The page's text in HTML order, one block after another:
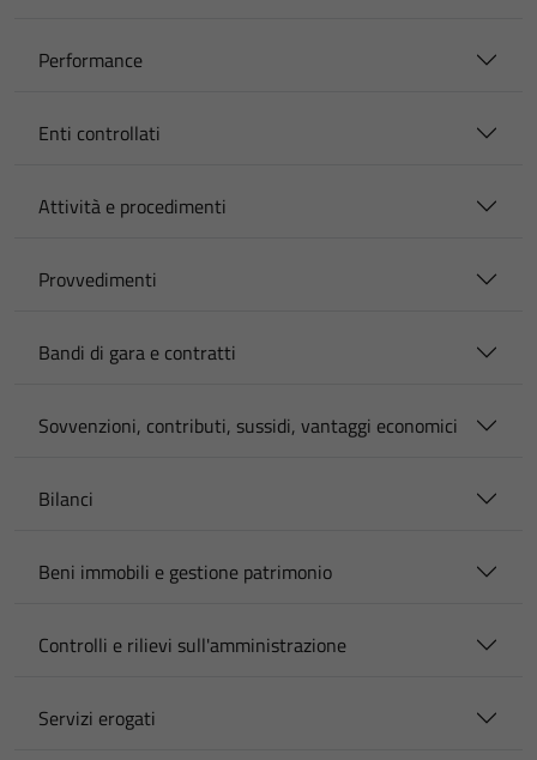
Performance
Enti controllati
Attività e procedimenti
Provvedimenti
Bandi di gara e contratti
Sovvenzioni, contributi, sussidi, vantaggi economici
Bilanci
Beni immobili e gestione patrimonio
Controlli e rilievi sull'amministrazione
Servizi erogati